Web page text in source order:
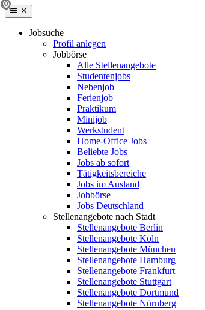
Jobsuche
Profil anlegen
Jobbörse
Alle Stellenangebote
Studentenjobs
Nebenjob
Ferienjob
Praktikum
Minijob
Werkstudent
Home-Office Jobs
Beliebte Jobs
Jobs ab sofort
Tätigkeitsbereiche
Jobs im Ausland
Jobbörse
Jobs Deutschland
Stellenangebote nach Stadt
Stellenangebote Berlin
Stellenangebote Köln
Stellenangebote München
Stellenangebote Hamburg
Stellenangebote Frankfurt
Stellenangebote Stuttgart
Stellenangebote Dortmund
Stellenangebote Nürnberg